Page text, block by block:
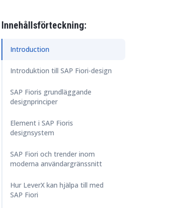
Innehållsförteckning:
Introduction
Introduktion till SAP Fiori-design
SAP Fioris grundläggande
designprinciper
Element i SAP Fioris
designsystem
SAP Fiori och trender inom
moderna användargränssnitt
Hur LeverX kan hjälpa till med
SAP Fiori